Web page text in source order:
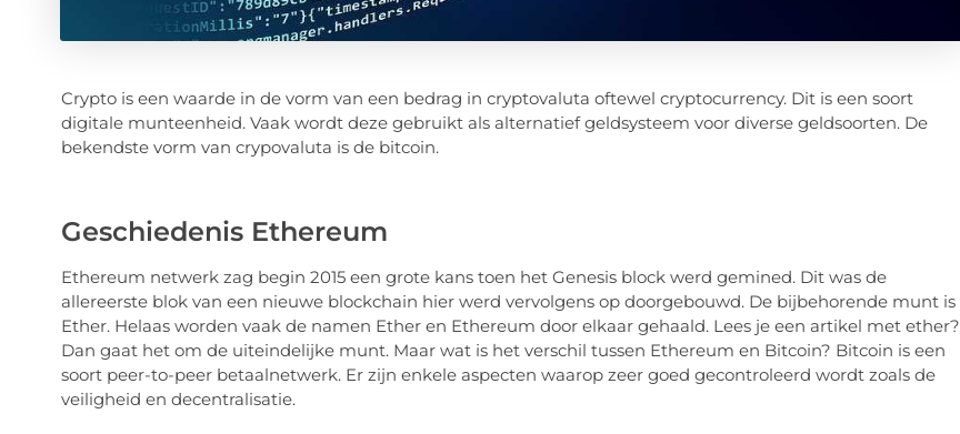
Crypto is een waarde in de vorm van een bedrag in cryptovaluta oftewel cryptocurrency. Dit is een soort
digitale munteenheid. Vaak wordt deze gebruikt als alternatief geldsysteem voor diverse geldsoorten. De
bekendste vorm van crypovaluta is de bitcoin.
Geschiedenis Ethereum
Ethereum netwerk zag begin 2015 een grote kans toen het Genesis block werd gemined. Dit was de
allereerste blok van een nieuwe blockchain hier werd vervolgens op doorgebouwd. De bijbehorende munt is
Ether. Helaas worden vaak de namen Ether en Ethereum door elkaar gehaald. Lees je een artikel met ether?
Dan gaat het om de uiteindelijke munt. Maar wat is het verschil tussen Ethereum en Bitcoin? Bitcoin is een
soort peer-to-peer betaalnetwerk. Er zijn enkele aspecten waarop zeer goed gecontroleerd wordt zoals de
veiligheid en decentralisatie.